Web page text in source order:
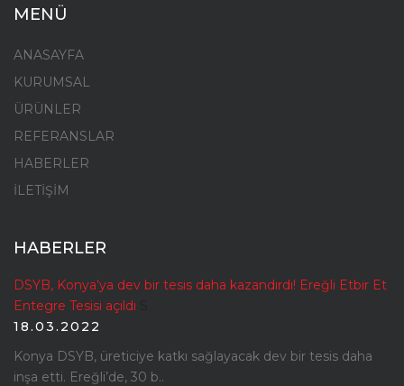
MENÜ
ANASAYFA
KURUMSAL
ÜRÜNLER
REFERANSLAR
HABERLER
İLETİŞİM
HABERLER
DSYB, Konya’ya dev bir tesis daha kazandırdı! Ereğli Etbir Et
Entegre Tesisi açıldı
18.03.2022
Konya DSYB, üreticiye katkı sağlayacak dev bir tesis daha
inşa etti. Ereğli’de, 30 b..